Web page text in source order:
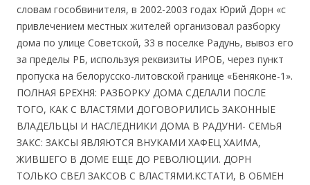
словам гособвинителя, в 2002-2003 годах Юрий Дорн «с
привлечением местных жителей организовал разборку
дома по улице Советской, 33 в поселке Радунь, вывоз его
за пределы РБ, используя реквизиты ИРОБ, через пункт
пропуска на белорусско-литовской границе «Беняконе-1».
ПОЛНАЯ БРЕХНЯ: РАЗБОРКУ ДОМА СДЕЛАЛИ ПОСЛЕ
ТОГО, КАК С ВЛАСТЯМИ ДОГОВОРИЛИСЬ ЗАКОННЫЕ
ВЛАДЕЛЬЦЫ И НАСЛЕДНИКИ ДОМА В РАДУНИ- СЕМЬЯ
ЗАКС: ЗАКСЫ ЯВЛЯЮТСЯ ВНУКАМИ ХАФЕЦ ХАИМА,
ЖИВШЕГО В ДОМЕ ЕЩЕ ДО РЕВОЛЮЦИИ. ДОРН
ТОЛЬКО СВЕЛ ЗАКСОВ С ВЛАСТЯМИ.КСТАТИ, В ОБМЕН